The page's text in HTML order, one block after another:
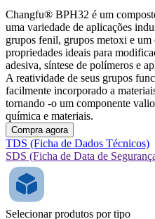
Changfu® BPH32 é um
uma variedade de aplicações
grupos fenil, grupos metoxi e um
propriedades ideais para
adesiva, síntese de polímeros e
A reatividade de seus grupos
facilmente incorporado a
tornando -o um componente
química e materiais.
Compra agora
TDS (Ficha de Dados Técnicos)
SDS (Ficha de Data de
Selecionar produtos por tipo